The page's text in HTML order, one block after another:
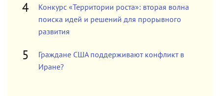
Конкурс «Территории роста»: вторая волна
поиска идей и решений для прорывного
развития
Граждане США поддерживают конфликт в
Иране?